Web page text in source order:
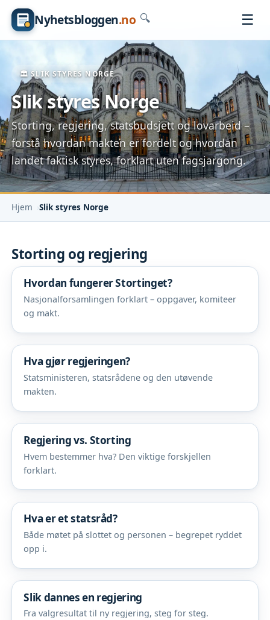
Nyhetsbloggen.no 🔍 ☰
🏛️ SLIK STYRES NORGE
Slik styres Norge
Storting, regjering, statsbudsjett og lovarbeid –
forstå hvordan makten er fordelt og hvordan
landet faktisk styres, forklart uten fagsjargong.
Hjem Slik styres Norge
Storting og regjering
Hvordan fungerer Stortinget?
Nasjonalforsamlingen forklart – oppgaver, komiteer
og makt.
Hva gjør regjeringen?
Statsministeren, statsrådene og den utøvende
makten.
Regjering vs. Storting
Hvem bestemmer hva? Den viktige forskjellen
forklart.
Hva er et statsråd?
Både møtet på slottet og personen – begrepet ryddet
opp i.
Slik dannes en regjering
Fra valgresultat til ny regjering, steg for steg.